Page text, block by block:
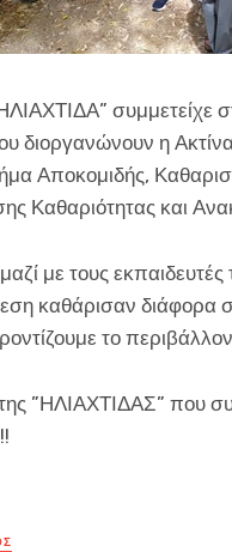
συμμετείχε
διοργανώνουν η
Αποκομιδής,
Καθαριότητας και
με τους
καθάρισαν διάφορα
το
”ΗΛΙΑΧΤΙΔΑΣ” που